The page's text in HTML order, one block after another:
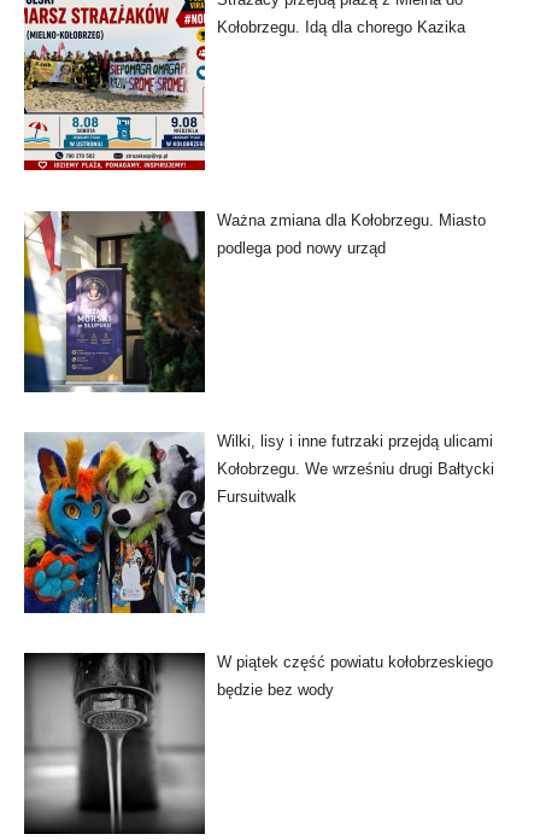
Kołobrzegu. Idą dla chorego Kazika
Ważna zmiana dla Kołobrzegu. Miasto
podlega pod nowy urząd
Wilki, lisy i inne futrzaki przejdą ulicami
Kołobrzegu. We wrześniu drugi Bałtycki
Fursuitwalk
W piątek część powiatu kołobrzeskiego
będzie bez wody